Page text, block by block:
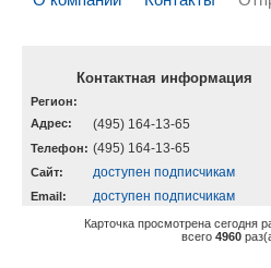
Контактная информация
Регион:
Адрес:
(495) 164-13-65
Телефон: (495) 164-13-65
Cайт: доступен подписчикам
Email: доступен подписчикам
Карточка просмотрена сегодня
всего 4960